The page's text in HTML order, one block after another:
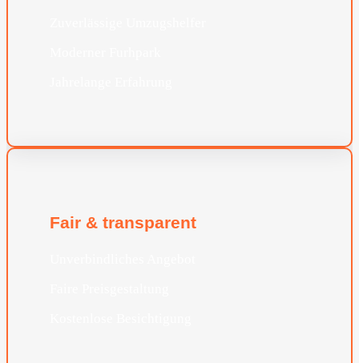
Fair & transparent